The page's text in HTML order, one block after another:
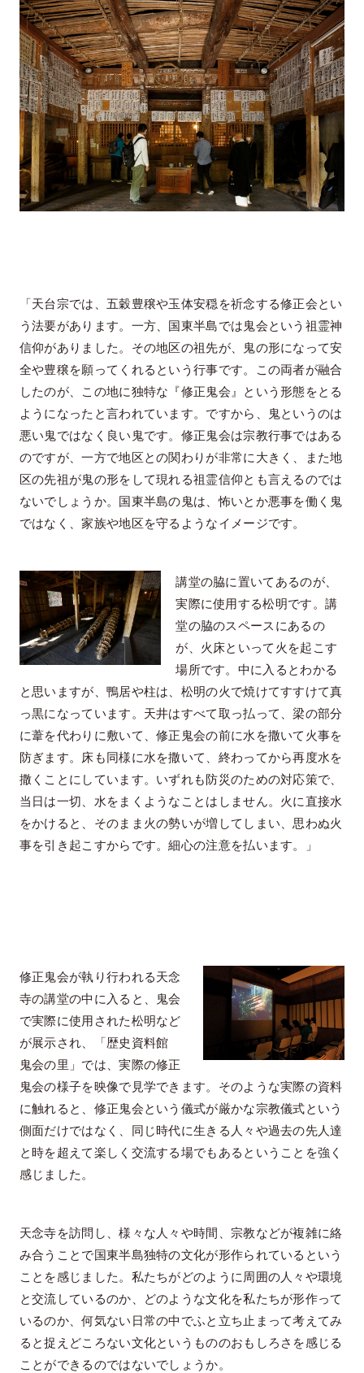
「天台宗では、五穀豊穣や玉体安穏を祈念する修正会とい
う法要があります。一方、国東半島では鬼会という祖霊神
信仰がありました。その地区の祖先が、鬼の形になって安
全や豊穣を願ってくれるという行事です。この両者が融合
したのが、この地に独特な『修正鬼会』という形態をとる
ようになったと言われています。ですから、鬼というのは
悪い鬼ではなく良い鬼です。修正鬼会は宗教行事ではある
のですが、一方で地区との関わりが非常に大きく、また地
区の先祖が鬼の形をして現れる祖霊信仰とも言えるのでは
ないでしょうか。国東半島の鬼は、怖いとか悪事を働く鬼
ではなく、家族や地区を守るようなイメージです。
講堂の脇に置いてあるのが、
実際に使用する松明です。講
堂の脇のスペースにあるの
が、火床といって火を起こす
場所です。中に入るとわかる
と思いますが、鴨居や柱は、松明の火で焼けてすすけて真
っ黒になっています。天井はすべて取っ払って、梁の部分
に葦を代わりに敷いて、修正鬼会の前に水を撒いて火事を
防ぎます。床も同様に水を撒いて、終わってから再度水を
撒くことにしています。いずれも防災のための対応策で、
当日は一切、水をまくようなことはしません。火に直接水
をかけると、そのまま火の勢いが増してしまい、思わぬ火
事を引き起こすからです。細心の注意を払います。」
修正鬼会が執り行われる天念
寺の講堂の中に入ると、鬼会
で実際に使用された松明など
が展示され、「歴史資料館
鬼会の里」では、実際の修正
鬼会の様子を映像で見学できます。そのような実際の資料
に触れると、修正鬼会という儀式が厳かな宗教儀式という
側面だけではなく、同じ時代に生きる人々や過去の先人達
と時を超えて楽しく交流する場でもあるということを強く
感じました。
天念寺を訪問し、様々な人々や時間、宗教などが複雑に絡
み合うことで国東半島独特の文化が形作られているという
ことを感じました。私たちがどのように周囲の人々や環境
と交流しているのか、どのような文化を私たちが形作って
いるのか、何気ない日常の中でふと立ち止まって考えてみ
ると捉えどころない文化というもののおもしろさを感じる
ことができるのではないでしょうか。